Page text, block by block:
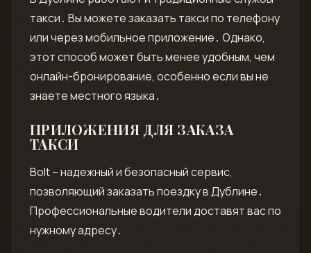
такси․ Вы можете заказать такси по телефону
или через мобильное приложение․ Однако,
этот способ может быть менее удобным, чем
онлайн-бронирование, особенно если вы не
знаете местного языка․
ПРИЛОЖЕНИЯ ДЛЯ ЗАКАЗА
ТАКСИ
Bolt – надежный и безопасный сервис,
позволяющий заказать поездку в Дублине․
Профессиональные водители доставят вас по
нужному адресу․